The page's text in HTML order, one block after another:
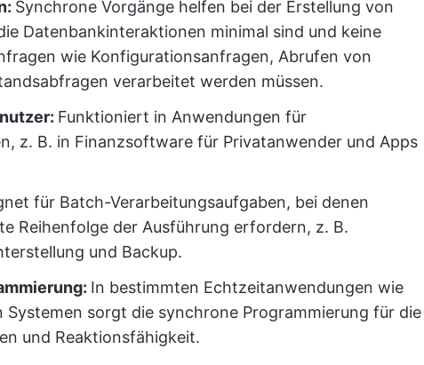
Synchrone Vorgänge helfen bei der Erstellung von
Datenbankinteraktionen minimal sind und keine
wie Konfigurationsanfragen, Abrufen von
verarbeitet werden müssen.
Funktioniert in Anwendungen für
z. B. in Finanzsoftware für Privatanwender und Apps
für Batch-Verarbeitungsaufgaben, bei denen
Reihenfolge der Ausführung erfordern, z. B.
und Backup.
In bestimmten Echtzeitanwendungen wie
Systemen sorgt die synchrone Programmierung für die
und Reaktionsfähigkeit.